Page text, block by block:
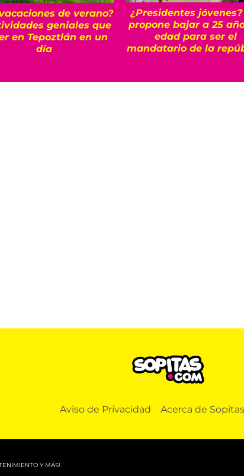
de verano?
geniales que
en Tepoztlán en un
día
¿Presidentes jóvenes?
propone bajar a 25
edad para ser el
mandatario de la
Aviso de Privacidad Acerca de
Y MÁS!.